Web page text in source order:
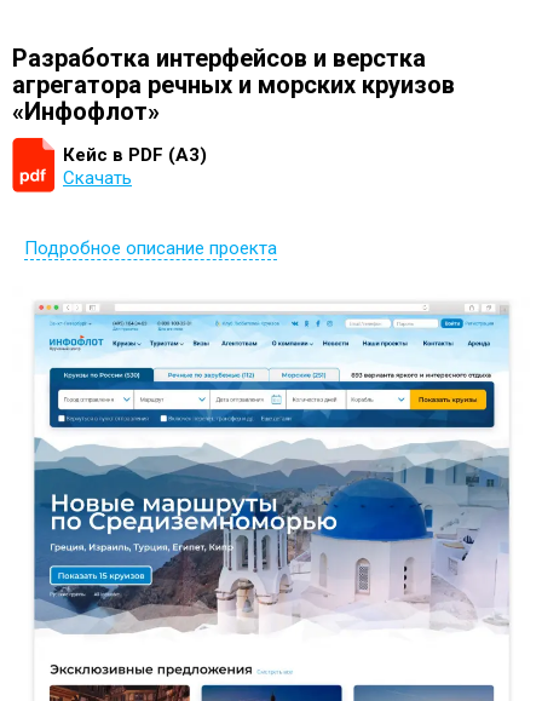
Разработка интерфейсов и верстка
агрегатора речных и морских круизов
«Инфофлот»
Кейс в PDF (А3)
Скачать
Подробное описание проекта